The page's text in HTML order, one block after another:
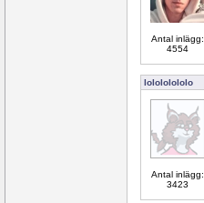
Antal inlägg:
4554
lolololololo
Antal inlägg:
3423